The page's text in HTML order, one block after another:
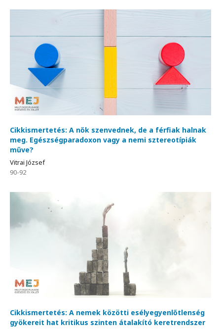
Cikkismertetés: A nők szenvednek, de a férfiak halnak
meg. Egészségparadoxon vagy a nemi sztereotípiák
műve?
Vitrai József
90-92
Cikkismertetés: A nemek közötti esélyegyenlőtlenség
gyökereit hat kritikus szinten átalakító keretrendszer